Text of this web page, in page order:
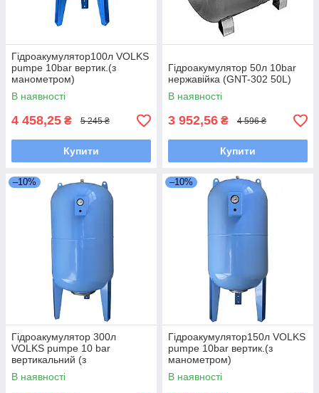
Гідроакумулятор100л VOLKS
pumpe 10bar вертик.(з
манометром)
В наявності
4 458,25 ₴ 5 245 ₴
Купити
Гідроакумулятор 50л 10bar
нержавійка (GNT-302 50L)
В наявності
3 952,56 ₴ 4 596 ₴
Купити
–10%
Гідроакумулятор 300л
VOLKS pumpe 10 bar
вертикальний (з
манометром)
В наявності
–10%
Гідроакумулятор150л VOLKS
pumpe 10bar вертик.(з
манометром)
В наявності